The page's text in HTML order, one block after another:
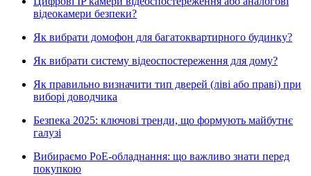
відеокамери безпеки?
Як вибрати домофон для багатоквартирного будинку?
Як вибрати систему відеоспостереження для дому?
Як правильно визначити тип дверей (ліві або праві) при
виборі доводчика
Безпека 2025: ключові тренди, що формують майбутнє
галузі
Вибираємо PoE-обладнання: що важливо знати перед
покупкою